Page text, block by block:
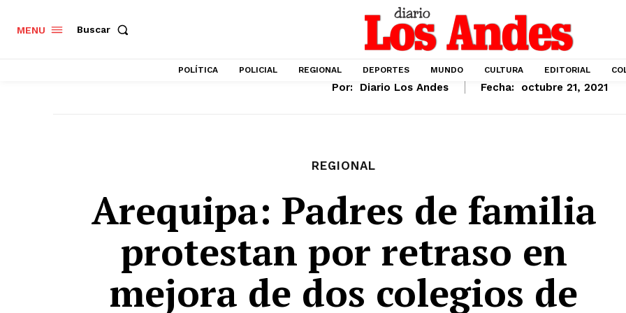
MENU Buscar
POLÍTICA POLICIAL REGIONAL DEPORTES MUNDO CULTURA EDITORIAL
Por: Diario Los Andes Fecha: octubre 21, 2021
REGIONAL
Arequipa: Padres de familia
protestan por retraso en
mejora de dos colegios de